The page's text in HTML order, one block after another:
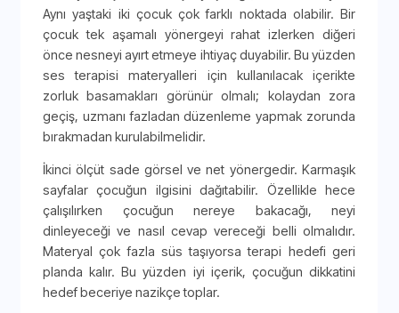
Aynı yaştaki iki çocuk çok farklı noktada olabilir. Bir
çocuk tek aşamalı yönergeyi rahat izlerken diğeri
önce nesneyi ayırt etmeye ihtiyaç duyabilir. Bu yüzden
ses terapisi materyalleri için kullanılacak içerikte
zorluk basamakları görünür olmalı; kolaydan zora
geçiş, uzmanı fazladan düzenleme yapmak zorunda
bırakmadan kurulabilmelidir.
İkinci ölçüt sade görsel ve net yönergedir. Karmaşık
sayfalar çocuğun ilgisini dağıtabilir. Özellikle hece
çalışılırken çocuğun nereye bakacağı, neyi
dinleyeceği ve nasıl cevap vereceği belli olmalıdır.
Materyal çok fazla süs taşıyorsa terapi hedefi geri
planda kalır. Bu yüzden iyi içerik, çocuğun dikkatini
hedef beceriye nazikçe toplar.